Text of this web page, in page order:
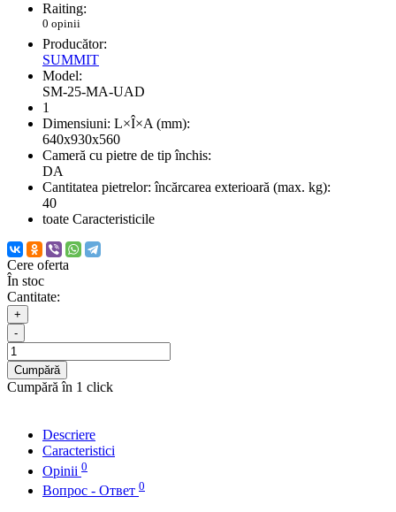
Raiting:
0 opinii
Producător:
SUMMIT
Model:
SM-25-MA-UAD
1
Dimensiuni: L×Î×A (mm):
640x930x560
Cameră cu pietre de tip închis:
DA
Cantitatea pietrelor: încărcarea exterioară (max. kg):
40
toate Caracteristicile
Cere oferta
În stoc
Cantitate:
+
-
Cumpără
Cumpără în 1 click
Descriere
Caracteristici
Opinii 0
Вопрос - Ответ 0